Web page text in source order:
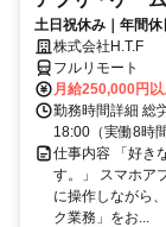
土日祝休み｜年間
株式会社H.T.F
フルリモート
月給250,000円以
勤務時間詳細 総
18:00（実働8時
仕事内容 「好き
す。」 スマホア
に操作しながら
ク業務」をお...